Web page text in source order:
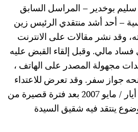
سليم بوخدير – المراسل السابق
– أحد أشد منتقدي الرئيس زين
وقد نشر مقالات على الانترنت
فساد مالي. وقبل إلقاء القبض عليه
مجهولة المصدر على الهاتف ،
جواز سفر. وقد تعرض للاعتداء
في تونس العاصمة في أيار / مايو 2007 بعد فترة قصيرة من
ينتقد فيه شقيق السيدة